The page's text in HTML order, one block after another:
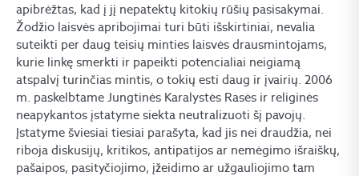
apibrėžtas, kad į jį nepatektų kitokių rūšių pasisakymai.
Žodžio laisvės apribojimai turi būti išskirtiniai, nevalia
suteikti per daug teisių minties laisvės drausmintojams,
kurie linkę smerkti ir papeikti potencialiai neigiamą
atspalvį turinčias mintis, o tokių esti daug ir įvairių. 2006
m. paskelbtame Jungtinės Karalystės Rasės ir religinės
neapykantos įstatyme siekta neutralizuoti šį pavojų.
Įstatyme šviesiai tiesiai parašyta, kad jis nei draudžia, nei
riboja diskusijų, kritikos, antipatijos ar nemėgimo išraiškų,
pašaipos, pasityčiojimo, įžeidimo ar užgauliojimo tam